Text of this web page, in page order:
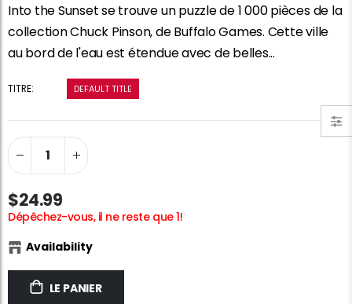
Into the Sunset se trouve un puzzle de 1 000 pièces de la
collection Chuck Pinson, de Buffalo Games. Cette ville
au bord de l'eau est étendue avec de belles...
TITRE: DEFAULT TITLE
$24.99
Dépêchez-vous, il ne reste que 1!
Availability
LE PANIER
Colle de puzzle
$10.99
Ravensburger Premium Puzzle Puzzle Glue & Conserver (permanent)
$11.99
$89.99
Dowdle Waterton Lakes (500pcs)